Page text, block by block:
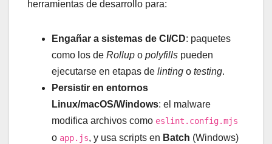
herramientas de desarrollo para:
Engañar a sistemas de CI/CD: paquetes
como los de Rollup o polyfills pueden
ejecutarse en etapas de linting o testing.
Persistir en entornos
Linux/macOS/Windows: el malware
modifica archivos como eslint.config.mjs
o app.js, y usa scripts en Batch (Windows)